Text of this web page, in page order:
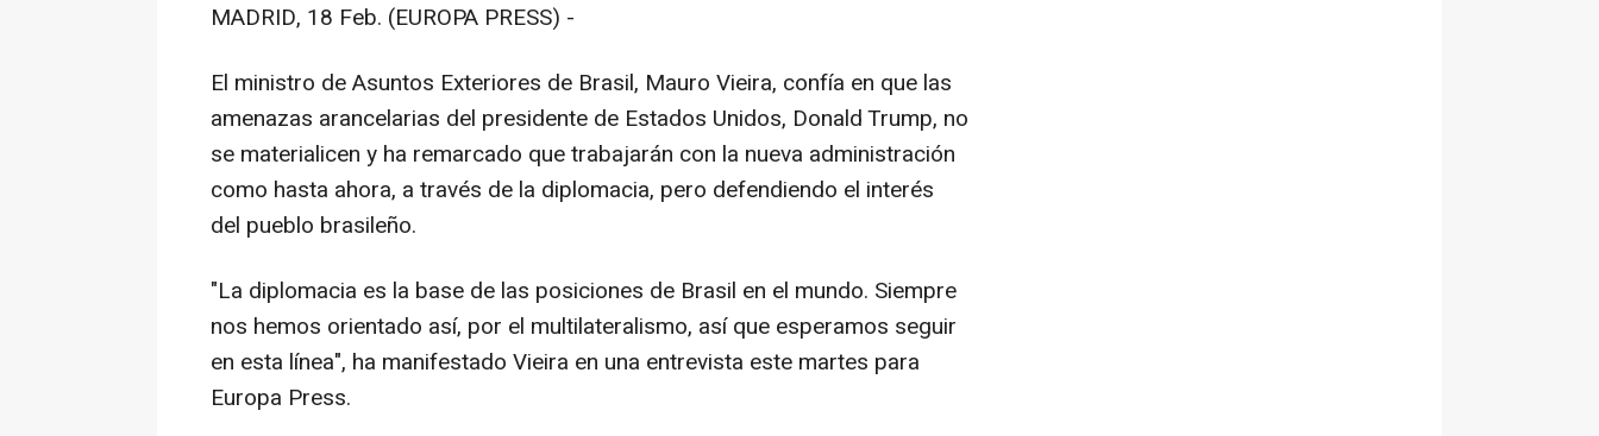
MADRID, 18 Feb. (EUROPA PRESS) -
El ministro de Asuntos Exteriores de Brasil, Mauro Vieira, confía en que las
amenazas arancelarias del presidente de Estados Unidos, Donald Trump, no
se materialicen y ha remarcado que trabajarán con la nueva administración
como hasta ahora, a través de la diplomacia, pero defendiendo el interés
del pueblo brasileño.
"La diplomacia es la base de las posiciones de Brasil en el mundo. Siempre
nos hemos orientado así, por el multilateralismo, así que esperamos seguir
en esta línea", ha manifestado Vieira en una entrevista este martes para
Europa Press.